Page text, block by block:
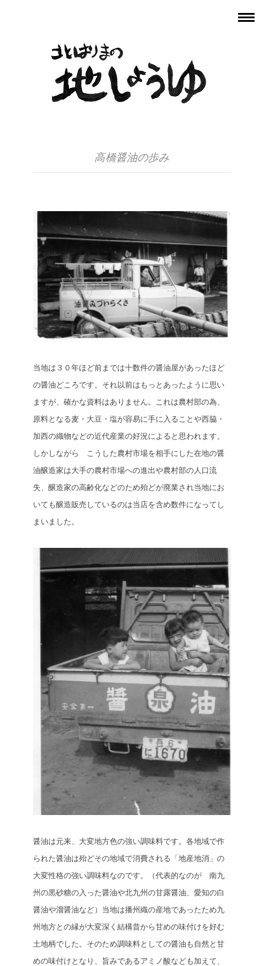
高橋醤油の歩み
当地は３０年ほど前までは十数件の醤油屋があったほど
の醤油どころです。それ以前はもっとあったように思い
ますが、確かな資料はありません。これは農村部の為、
原料となる麦・大豆・塩が容易に手に入ることや西脇・
加西の織物などの近代産業の好況によると思われます。
しかしながら こうした農村市場を相手にした在地の醤
油醸造家は大手の農村市場への進出や農村部の人口流
失、醸造家の高齢化などのため殆どが廃業され当地にお
いても醸造販売しているのは当店を含め数件になってし
まいました。
醤油は元来、大変地方色の強い調味料です。各地域で作
られた醤油は殆どその地域で消費される「地産地消」の
大変性格の強い調味料なのです。（代表的なのが 南九
州の黒砂糖の入った醤油や北九州の甘露醤油、愛知の白
醤油や溜醤油など）当地は播州織の産地であったため九
州地方との縁が大変深く結構昔から甘めの味付けを好む
土地柄でした。そのため調味料としての醤油も自然と甘
めの味付けとなり、旨みであるアミノ酸なども加えて、